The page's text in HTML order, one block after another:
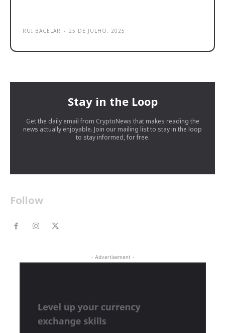
RUI BACELAR - 25 DE JULHO, 2025
Stay in the Loop
Get the daily email from CryptoNews that makes reading the
news actually enjoyable. Join our mailing list to stay in the loop
to stay informed, for free.
Follow
- Advertisement -